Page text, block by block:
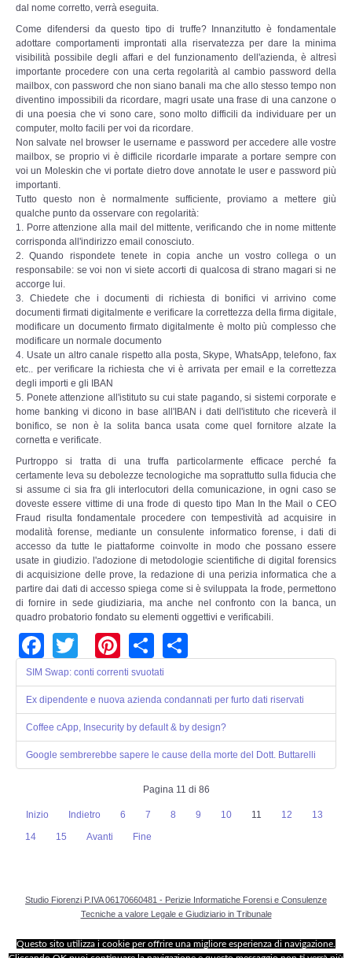
dal nome corretto, verrà eseguita.
Come difendersi da questo tipo di truffe? Innanzitutto è fondamentale
adottare comportamenti improntati alla riservatezza per dare la minima
visibilità possibile degli affari e del funzionamento dell'azienda, è altresì
importante procedere con una certa regolarità al cambio password della
mailbox, con password che non siano banali ma che allo stesso tempo non
diventino impossibili da ricordare, magri usate una frase di una canzone o
di una poesia che vi sono care, sono molto difficili da individuare per un
computer, molto facili per voi da ricordare.
Non salvate nel browser le username e password per accedere alle vostre
mailbox, se proprio vi è difficile ricordarle imparate a portare sempre con
voi un Moleskin che vi portate dietro dove annotate le user e password più
importanti.
Tutto questo non è normalmente sufficiente, proviamo a mettere giù
qualche punto da osservare con regolarità:
1. Porre attenzione alla mail del mittente, verificando che in nome mittente
corrisponda all'indirizzo email conosciuto.
2. Quando rispondete tenete in copia anche un vostro collega o un
responsabile: se voi non vi siete accorti di qualcosa di strano magari si ne
accorge lui.
3. Chiedete che i documenti di richiesta di bonifici vi arrivino come
documenti firmati digitalmente e verificare la correttezza della firma digitale,
modificare un documento firmato digitalmente è molto più complesso che
modificare un normale documento
4. Usate un altro canale rispetto alla posta, Skype, WhatsApp, telefono, fax
etc.. per verificare la richiesta che vi è arrivata per email e la correttezza
degli importi e gli IBAN
5. Ponete attenzione all'istituto su cui state pagando, si sistemi corporate e
home banking vi dicono in base all'IBAN i dati dell'istituto che riceverà il
bonifico, se non è la solita banca usata come quel fornitore alzate la
cornetta e verificate.
Purtroppo si tratta di una truffa particolarmente efficace perché fa
certamente leva su debolezze tecnologiche ma soprattutto sulla fiducia che
si assume ci sia fra gli interlocutori della comunicazione, in ogni caso se
doveste essere vittime di una frode di questo tipo Man In the Mail o CEO
Fraud risulta fondamentale procedere con tempestività ad acquisire in
modalità forense, mediante un consulente informatico forense, i dati di
accesso da tutte le piattaforme coinvolte in modo che possano essere
usate in giudizio. l'adozione di metodologie scientifiche di digital forensics
di acquisizione delle prove, la redazione di una perizia informatica che a
partire dai dati di accesso spiega come si è sviluppata la frode, permettono
di fornire in sede giudiziaria, ma anche nel confronto con la banca, un
quadro probatorio fondato su elementi oggettivi e verificabili.
Facebook
TwitterPinterest
Share
SIM Swap: conti correnti svuotati
Ex dipendente e nuova azienda condannati per furto dati riservati
Coffee cApp, Insecurity by default & by design?
Google sembrerebbe sapere le cause della morte del Dott. Buttarelli
Pagina 11 di 86
Inizio Indietro 6 7 8 9 10 11 12
13
14
15 Avanti Fine
Studio Fiorenzi P.IVA 06170660481 - Perizie Informatiche Forensi e Consulenze
Tecniche a valore Legale e Giudiziario in Tribunale
Questo sito utilizza i cookie per offrire una migliore esperienza di navigazione.